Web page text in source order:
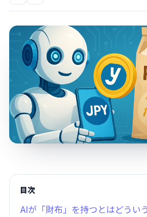
目次
AIが「財布」を持つとはどうい